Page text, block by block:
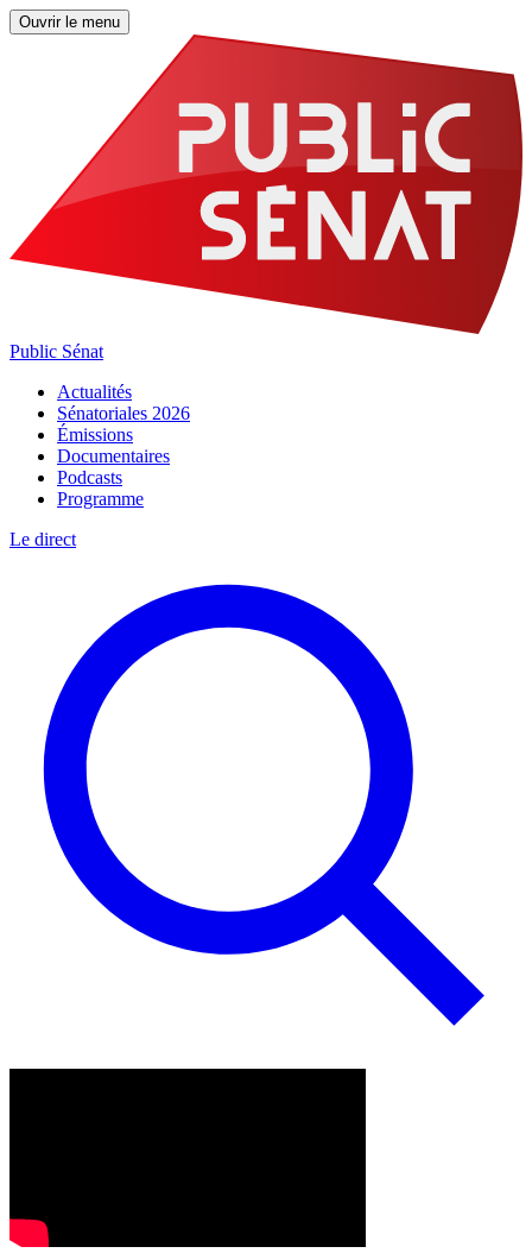
Ouvrir le menu
Public Sénat
Actualités
Sénatoriales 2026
Émissions
Documentaires
Podcasts
Programme
Le direct